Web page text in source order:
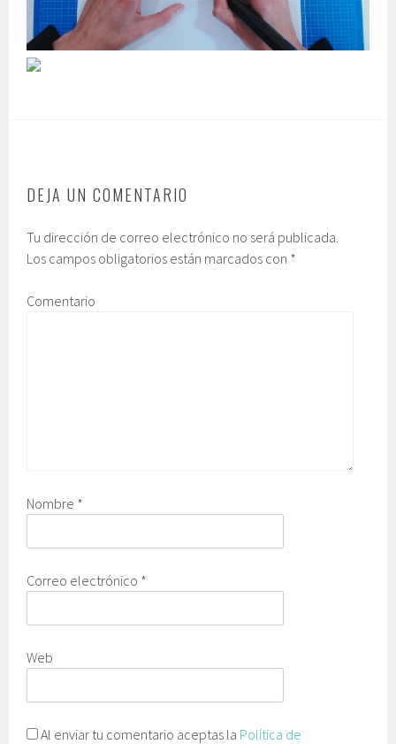
DEJA UN COMENTARIO
Tu dirección de correo electrónico no será publicada.
Los campos obligatorios están marcados con *
Comentario
Nombre *
Correo electrónico *
Web
Al enviar tu comentario aceptas la Política de